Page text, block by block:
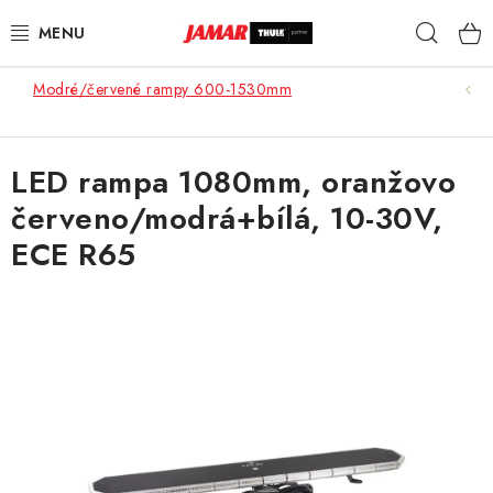
na
STŘEŠNÍ NOSIČE
STŘEŠNÍ BOXY
KOČÁRKY
Modré/červené rampy 600-1530mm
LED rampa 1080mm, oranžovo
červeno/modrá+bílá, 10-30V,
ECE R65